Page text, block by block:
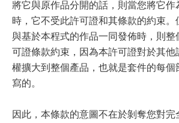
將它與原作品分開的話，則當您將它
時，它不受此許可證和其條款的約束
與基於本程式的作品一同發佈時，則整
可證條款約束，因為本許可證對於其他
權擴大到整個產品，也就是套件的每個
寫的。
因此，本條款的意圖不在於剝奪您對